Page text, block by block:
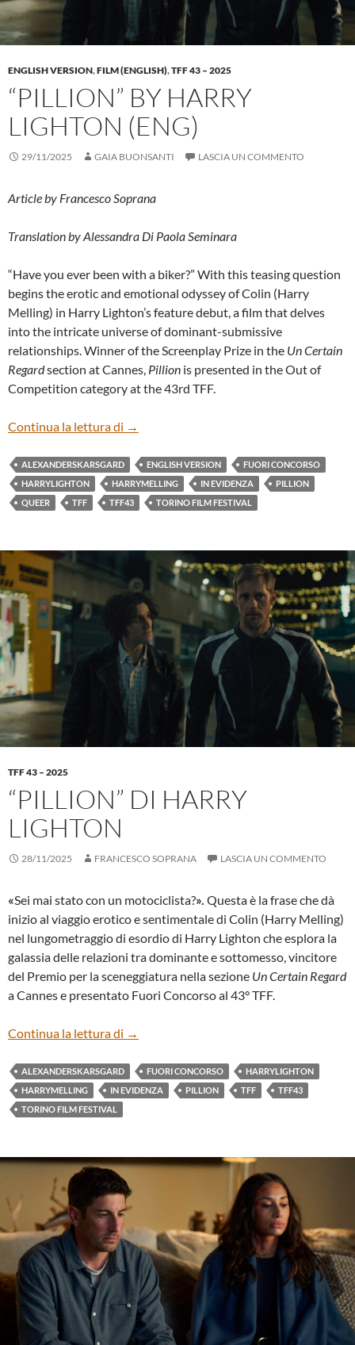
ENGLISH VERSION,FILM (ENGLISH),TFF 43 – 2025
“PILLION” BY HARRY
LIGHTON (ENG)
29/11/2025 GAIA BUONSANTI LASCIA UN COMMENTO
Article by Francesco Soprana
Translation by Alessandra Di Paola Seminara
“Have you ever been with a biker?” With this teasing question
begins the erotic and emotional odyssey of Colin (Harry
Melling) in Harry Lighton’s feature debut, a film that delves
into the intricate universe of dominant-submissive
relationships. Winner of the Screenplay Prize in the Un Certain
Regardsection at Cannes, Pillion is presented in the Out of
Competition category at the 43rd TFF.
Continua la lettura di “PILLION” BY HARRY LIGHTON (ENG)
→
ALEXANDERSKARSGARD ENGLISH VERSION
FUORI CONCORSO
HARRYLIGHTON
HARRYMELLING IN EVIDENZA
PILLION
QUEER
TFF TFF43 TORINO FILM FESTIVAL
TFF 43 – 2025
“PILLION” DI HARRY
LIGHTON
28/11/2025 FRANCESCO SOPRANA LASCIA UN COMMENTO
«Sei mai stato con un motociclista?». Questa è la frase che dà
inizio al viaggio erotico e sentimentale di Colin (Harry Melling)
nel lungometraggio di esordio di Harry Lighton che esplora la
galassia delle relazioni tra dominante e sottomesso, vincitore
del Premio per la sceneggiatura nella sezione Un Certain Regard
a Cannes e presentato Fuori Concorso al 43° TFF.
Continua la lettura di “PILLION” DI HARRY LIGHTON
→
ALEXANDERSKARSGARD FUORI CONCORSO
HARRYLIGHTON
HARRYMELLING
IN EVIDENZA PILLION TFF
TFF43
TORINO FILM FESTIVAL